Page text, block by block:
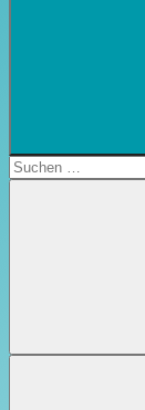
Suchen
nach: